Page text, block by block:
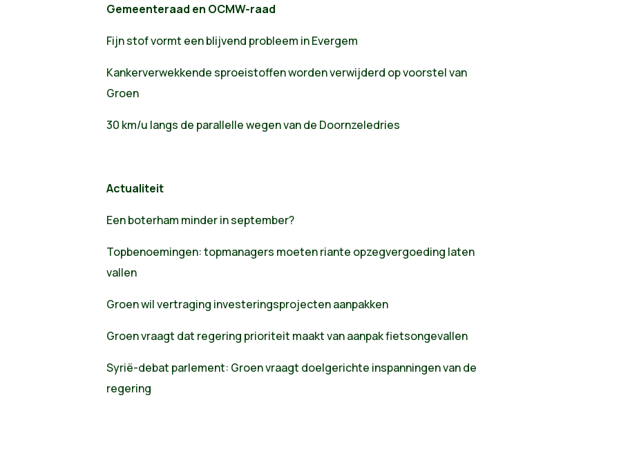
Gemeenteraad en OCMW-raad
Fijn stof vormt een blijvend probleem in Evergem
Kankerverwekkende sproeistoffen worden verwijderd op voorstel van
Groen
30 km/u langs de parallelle wegen van de Doornzeledries
Actualiteit
Een boterham minder in september?
Topbenoemingen: topmanagers moeten riante opzegvergoeding laten
vallen
Groen wil vertraging investeringsprojecten aanpakken
Groen vraagt dat regering prioriteit maakt van aanpak fietsongevallen
Syrië-debat parlement: Groen vraagt doelgerichte inspanningen van de
regering